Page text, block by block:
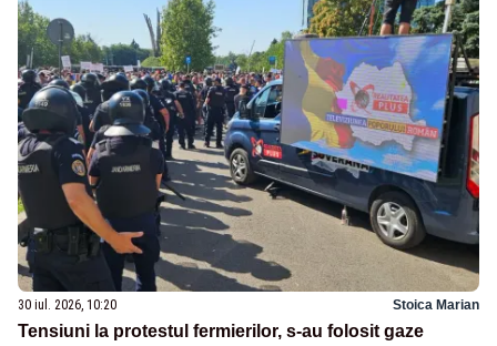
30 iul. 2026, 10:20 Stoica Marian
Tensiuni la protestul fermierilor, s-au folosit gaze